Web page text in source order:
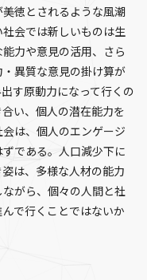
徳とされるような風潮
会では新しいものは生
力や意見の活用、さら
異質な意見の掛け算が
す原動力になって行くの
い、個人の潜在能力を
は、個人のエンゲージ
である。人口減少下に
は、多様な人材の能力
がら、個々の人間と社
で行くことではないか